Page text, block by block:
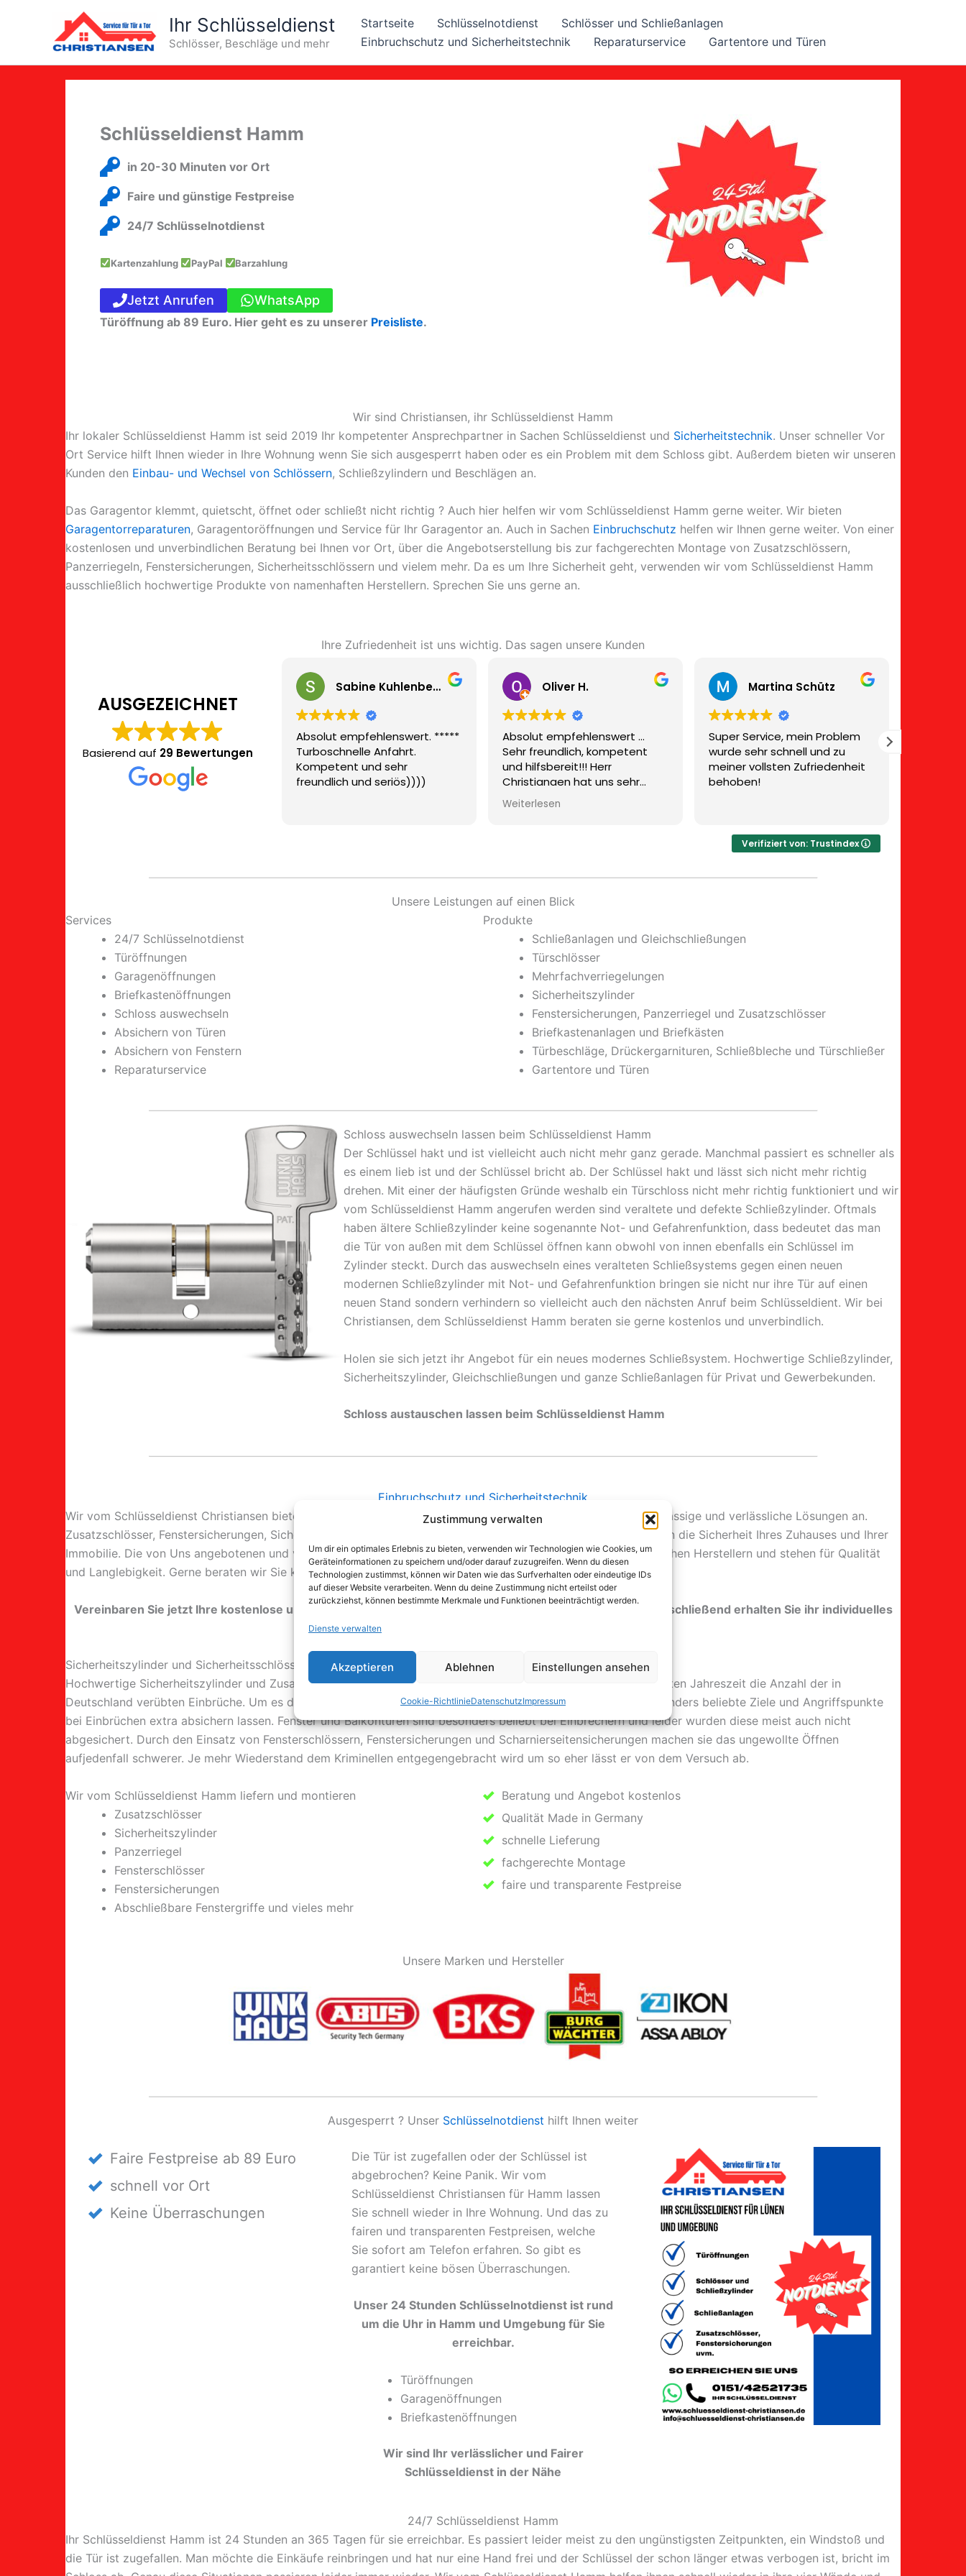
Zustimmung verwalten
Um dir ein optimales Erlebnis zu bieten, verwenden wir Technologien wie Cookies, um
Geräteinformationen zu speichern und/oder darauf zuzugreifen. Wenn du diesen
Technologien zustimmst, können wir Daten wie das Surfverhalten oder eindeutige IDs
auf dieser Website verarbeiten. Wenn du deine Zustimmung nicht erteilst oder
zurückziehst, können bestimmte Merkmale und Funktionen beeinträchtigt werden.
Dienste verwalten
Akzeptieren Ablehnen Einstellungen ansehen
Cookie-RichtlinieDatenschutzImpressum
Ihr Schlüsseldienst
Schlösser, Beschläge und mehr
Startseite Schlüsselnotdienst
Schlösser und Schließanlagen
Einbruchschutz und Sicherheitstechnik
Reparaturservice Gartentore und Türen
Schlüsseldienst Hamm
in 20-30 Minuten vor Ort
Faire und günstige Festpreise
24/7 Schlüsselnotdienst
Kartenzahlung PayPal Barzahlung
Jetzt Anrufen WhatsApp
Türöffnung ab 89 Euro. Hier geht es zu unserer Preisliste.
Wir sind Christiansen, ihr Schlüsseldienst Hamm
Ihr lokaler Schlüsseldienst Hamm ist seid 2019 Ihr kompetenter Ansprechpartner in Sachen Schlüsseldienst und Sicherheitstechnik. Unser schneller Vor
Ort Service hilft Ihnen wieder in Ihre Wohnung wenn Sie sich ausgesperrt haben oder es ein Problem mit dem Schloss gibt. Außerdem bieten wir unseren
Kunden den Einbau- und Wechsel von Schlössern, Schließzylindern und Beschlägen an.
Das Garagentor klemmt, quietscht, öffnet oder schließt nicht richtig ? Auch hier helfen wir vom Schlüsseldienst Hamm gerne weiter. Wir bieten
Garagentorreparaturen, Garagentoröffnungen und Service für Ihr Garagentor an. Auch in Sachen Einbruchschutz helfen wir Ihnen gerne weiter. Von einer
kostenlosen und unverbindlichen Beratung bei Ihnen vor Ort, über die Angebotserstellung bis zur fachgerechten Montage von Zusatzschlössern,
Panzerriegeln, Fenstersicherungen, Sicherheitsschlössern und vielem mehr. Da es um Ihre Sicherheit geht, verwenden wir vom Schlüsseldienst Hamm
ausschließlich hochwertige Produkte von namenhaften Herstellern. Sprechen Sie uns gerne an.
Ihre Zufriedenheit ist uns wichtig. Das sagen unsere Kunden
AUSGEZEICHNET
Basierend auf 29 Bewertungen
Sabine Kuhlenberg
Absolut empfehlenswert. *****
Turboschnelle Anfahrt.
Kompetent und sehr
freundlich und seriös))))
Oliver H.
Absolut empfehlenswert ...
Sehr freundlich, kompetent
und hilfsbereit!!! Herr
Christianaen hat uns sehr
schnell aus der Patsche
geholfen, hat vorab den
Martina Schütz
Super Service, mein Problem
wurde sehr schnell und zu
meiner vollsten Zufriedenheit
behoben!
Peter Wertessen
Seriös, zuverlässig und
freundlich.
Verifiziert von: Trustindex
Unsere Leistungen auf einen Blick
Services
24/7 Schlüsselnotdienst
Türöffnungen
Garagenöffnungen
Briefkastenöffnungen
Schloss auswechseln
Absichern von Türen
Absichern von Fenstern
Reparaturservice
Produkte
Schließanlagen und Gleichschließungen
Türschlösser
Mehrfachverriegelungen
Sicherheitszylinder
Fenstersicherungen, Panzerriegel und Zusatzschlösser
Briefkastenanlagen und Briefkästen
Türbeschläge, Drückergarnituren, Schließbleche und Türschließer
Gartentore und Türen
Schloss auswechseln lassen beim Schlüsseldienst Hamm
Der Schlüssel hakt und ist vielleicht auch nicht mehr ganz gerade. Manchmal passiert es schneller als
es einem lieb ist und der Schlüssel bricht ab. Der Schlüssel hakt und lässt sich nicht mehr richtig
drehen. Mit einer der häufigsten Gründe weshalb ein Türschloss nicht mehr richtig funktioniert und wir
vom Schlüsseldienst Hamm angerufen werden sind veraltete und defekte Schließzylinder. Oftmals
haben ältere Schließzylinder keine sogenannte Not- und Gefahrenfunktion, dass bedeutet das man
die Tür von außen mit dem Schlüssel öffnen kann obwohl von innen ebenfalls ein Schlüssel im
Zylinder steckt. Durch das auswechseln eines veralteten Schließsystems gegen einen neuen
modernen Schließzylinder mit Not- und Gefahrenfunktion bringen sie nicht nur ihre Tür auf einen
neuen Stand sondern verhindern so vielleicht auch den nächsten Anruf beim Schlüsseldient. Wir bei
Christiansen, dem Schlüsseldienst Hamm beraten sie gerne kostenlos und unverbindlich.
Holen sie sich jetzt ihr Angebot für ein neues modernes Schließsystem. Hochwertige Schließzylinder,
Sicherheitszylinder, Gleichschließungen und ganze Schließanlagen für Privat und Gewerbekunden.
Schloss austauschen lassen beim Schlüsseldienst Hamm
Einbruchschutz und Sicherheitstechnik
Wir vom Schlüsseldienst Christiansen bieten unseren Kunden in Hamm auch beim Thema Einbruchschutz erstklassige und verlässliche Lösungen an.
Zusatzschlösser, Fenstersicherungen, Sicherheitszylinder, abschließbare Fenstergriffe oder Panzerriegel erhöhen die Sicherheit Ihres Zuhauses und Ihrer
Immobilie. Die von Uns angebotenen und verbauten Produkte stammen ausschließlich von namenhaften deutschen Herstellern und stehen für Qualität
und Langlebigkeit. Gerne beraten wir Sie kostenlos und unverbindlich direkt bei Ihnen vor Ort.
Vereinbaren Sie jetzt Ihre kostenlose und unverbindliche Sicherheitsberatung direkt bei Ihnen vor Ort. Anschließend erhalten Sie ihr individuelles
Sicherheitszylinder und Sicherheitsschlösser bei ihrem Schlüsseldienst Hamm
Hochwertige Sicherheitszylinder und Zusatzschlösser für mehr Sicherheit zuhause. Leider steigt gerade zur kalten Jahreszeit die Anzahl der in
Deutschland verübten Einbrüche. Um es den Tätern so schwer wie möglich zu machen, sollten sie gerade besonders beliebte Ziele und Angriffspunkte
bei Einbrüchen extra absichern lassen. Fenster und Balkontüren sind besonders beliebt bei Einbrechern und leider wurden diese meist auch nicht
abgesichert. Durch den Einsatz von Fensterschlössern, Fenstersicherungen und Scharnierseitensicherungen machen sie das ungewollte Öffnen
aufjedenfall schwerer. Je mehr Wiederstand dem Kriminellen entgegengebracht wird um so eher lässt er von dem Versuch ab.
Wir vom Schlüsseldienst Hamm liefern und montieren
Zusatzschlösser
Sicherheitszylinder
Panzerriegel
Fensterschlösser
Fenstersicherungen
Abschließbare Fenstergriffe und vieles mehr
Beratung und Angebot kostenlos
Qualität Made in Germany
schnelle Lieferung
fachgerechte Montage
faire und transparente Festpreise
Unsere Marken und Hersteller
Ausgesperrt ? Unser Schlüsselnotdienst hilft Ihnen weiter
Faire Festpreise ab 89 Euro
schnell vor Ort
Keine Überraschungen
Die Tür ist zugefallen oder der Schlüssel ist
abgebrochen? Keine Panik. Wir vom
Schlüsseldienst Christiansen für Hamm lassen
Sie schnell wieder in Ihre Wohnung. Und das zu
fairen und transparenten Festpreisen, welche
Sie sofort am Telefon erfahren. So gibt es
garantiert keine bösen Überraschungen.
Unser 24 Stunden Schlüsselnotdienst ist rund
um die Uhr in Hamm und Umgebung für Sie
erreichbar.
Türöffnungen
Garagenöffnungen
Briefkastenöffnungen
Wir sind Ihr verlässlicher und Fairer
Schlüsseldienst in der Nähe
24/7 Schlüsseldienst Hamm
Ihr Schlüsseldienst Hamm ist 24 Stunden an 365 Tagen für sie erreichbar. Es passiert leider meist zu den ungünstigsten Zeitpunkten, ein Windstoß und
die Tür ist zugefallen. Man möchte die Einkäufe reinbringen und hat nur eine Hand frei und der Schlüssel der schon länger etwas verbogen ist, bricht im